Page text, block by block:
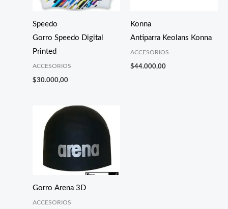
Speedo
Gorro Speedo Digital
Printed
ACCESORIOS
$30.000,00
Konna
Antiparra Keolans Konna
ACCESORIOS
$44.000,00
Gorro Arena 3D
ACCESORIOS